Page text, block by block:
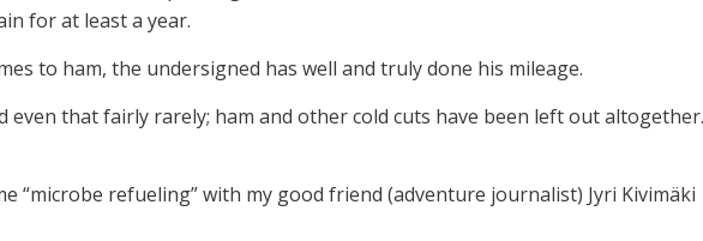
for at least a year.
to ham, the undersigned has well and truly done his mileage.
even that fairly rarely; ham and other cold cuts have been left out altogether.
“microbe refueling” with my good friend (adventure journalist) Jyri Kivimäki